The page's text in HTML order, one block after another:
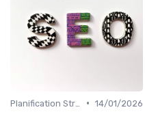
• 14/01/2026